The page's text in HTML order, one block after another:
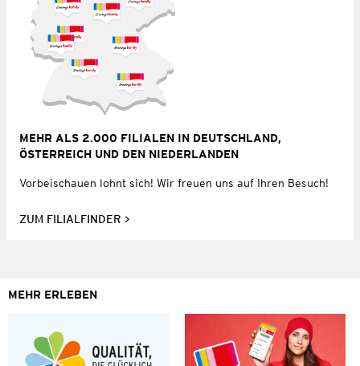
MEHR ALS 2.000 FILIALEN IN DEUTSCHLAND,
ÖSTERREICH UND DEN NIEDERLANDEN
Vorbeischauen lohnt sich! Wir freuen uns auf Ihren Besuch!
ZUM FILIALFINDER
MEHR ERLEBEN